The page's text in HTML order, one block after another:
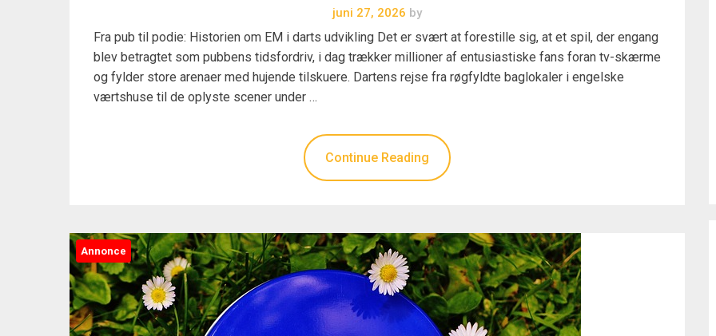
juni 27, 2026 by
Fra pub til podie: Historien om EM i darts udvikling Det er svært at forestille sig, at et spil, der engang
blev betragtet som pubbens tidsfordriv, i dag trækker millioner af entusiastiske fans foran tv-skærme
og fylder store arenaer med hujende tilskuere. Dartens rejse fra røgfyldte baglokaler i engelske
værtshuse til de oplyste scener under …
Continue Reading
Annonce